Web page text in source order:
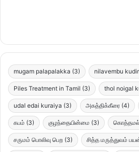
mugam palapalakka (3) nilavembu
Piles Treatment in Tamil (3) thol noigal
udal edai kuraiya (3) அகத்திக்கீரை (4)
கபம் (3) குழந்தையின்மை (3)
சருமம் பொலிவு பெற (3) சித்த மருத்துவம்